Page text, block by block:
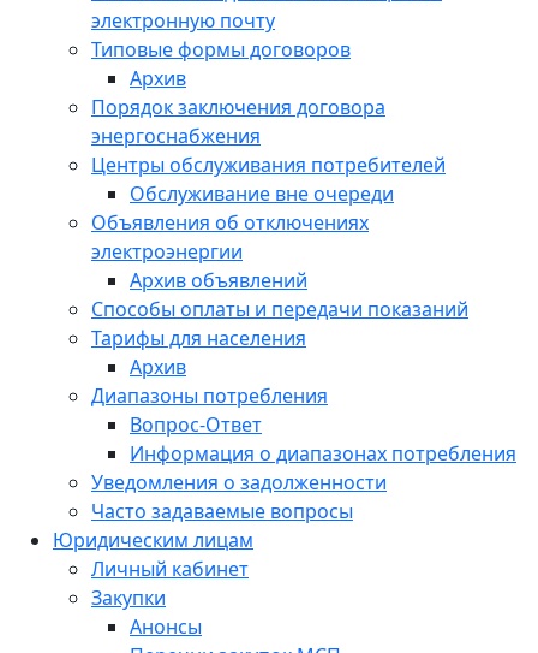
электронную почту
Типовые формы договоров
Архив
Порядок заключения договора
энергоснабжения
Центры обслуживания потребителей
Обслуживание вне очереди
Объявления об отключениях
электроэнергии
Архив объявлений
Способы оплаты и передачи показаний
Тарифы для населения
Архив
Диапазоны потребления
Вопрос-Ответ
Информация о диапазонах потребления
Уведомления о задолженности
Часто задаваемые вопросы
Юридическим лицам
Личный кабинет
Закупки
Анонсы